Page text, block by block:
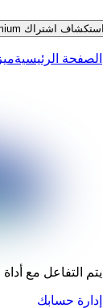
استكشاف اشتراك Premium
الصفحة الرئيسية
يتم التفاعل مع
إدارة حسابك